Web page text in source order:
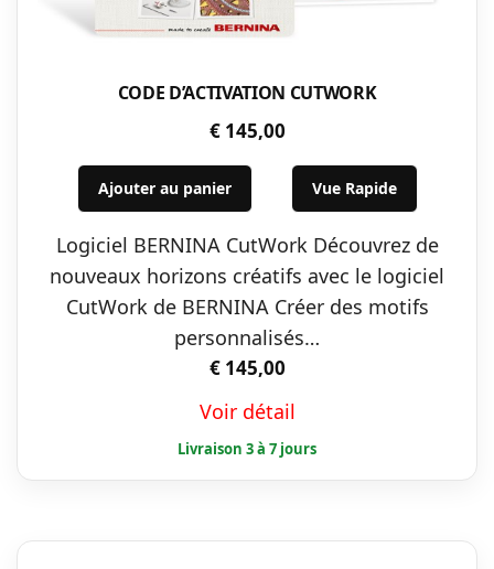
CODE D’ACTIVATION CUTWORK
€145,00
Ajouter au panier Vue Rapide
Logiciel BERNINA CutWork Découvrez de
nouveaux horizons créatifs avec le logiciel
CutWork de BERNINA Créer des motifs
personnalisés…
€145,00
Voir détail